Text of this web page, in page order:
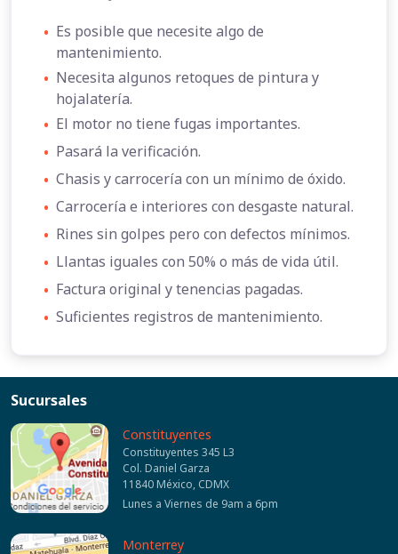
• Es posible que necesite algo de
mantenimiento.
• Necesita algunos retoques de pintura y
hojalatería.
• El motor no tiene fugas importantes.
• Pasará la verificación.
• Chasis y carrocería con un mínimo de óxido.
• Carrocería e interiores con desgaste natural.
• Rines sin golpes pero con defectos mínimos.
• Llantas iguales con 50% o más de vida útil.
• Factura original y tenencias pagadas.
• Suficientes registros de mantenimiento.
Sucursales
Constituyentes
Constituyentes 345 L3
Col. Daniel Garza
11840 México, CDMX
Lunes a Viernes de 9am a 6pm
Monterrey